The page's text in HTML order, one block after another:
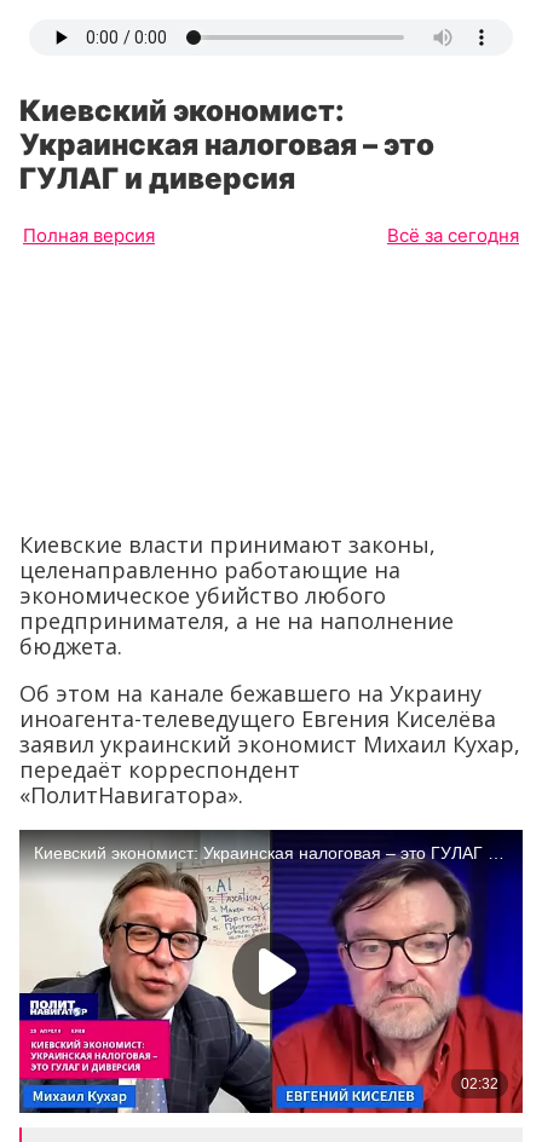
Киевский экономист:
Украинская налоговая – это
ГУЛАГ и диверсия
Полная версия Всё за сегодня
Киевские власти принимают законы,
целенаправленно работающие на
экономическое убийство любого
предпринимателя, а не на наполнение
бюджета.
Об этом на канале бежавшего на Украину
иноагента-телеведущего Евгения Киселёва
заявил украинский экономист Михаил Кухар,
передаёт корреспондент
«ПолитНавигатора».